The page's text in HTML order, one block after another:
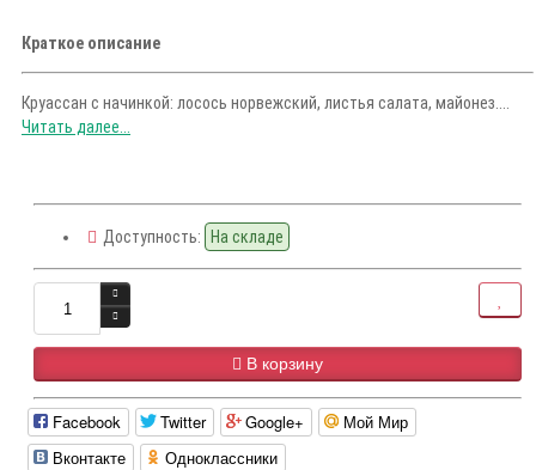
Краткое описание
Круассан с начинкой: лосось норвежский, листья салата, майонез....
Читать далее...
Доступность: На складе
В корзину
Facebook Twitter Google+
Мой Мир
Вконтакте
Одноклассники